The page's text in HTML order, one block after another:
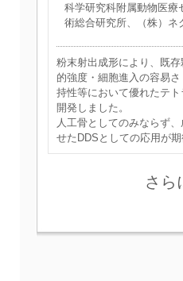
科学研究科附属動物医療
術総合研究所、（株）ネ
粉末射出成形により、既
的強度・細胞進入の容易
持性等において優れたテ
開発しました。
人工骨としてのみならず
せたDDSとしての応用が期
さら